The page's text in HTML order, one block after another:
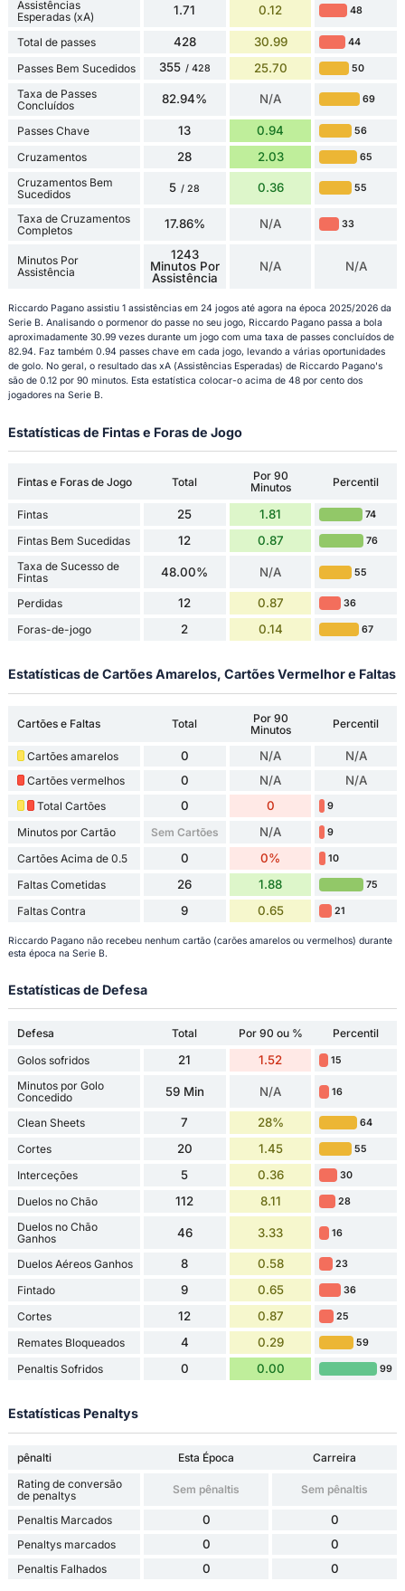
Assistências
Esperadas (xA)
1.71 0.12 48
Total de passes 428 30.99 44
Passes Bem Sucedidos 355 / 428 25.70 50
Taxa de Passes
Concluídos
82.94% N/A 69
Passes Chave 13 0.94 56
Cruzamentos 28 2.03 65
Cruzamentos Bem
Sucedidos
5 / 28 0.36 55
Taxa de Cruzamentos
Completos
17.86% N/A 33
Minutos Por
Assistência
1243
Minutos Por
Assistência
N/A N/A
Riccardo Pagano assistiu 1 assistências em 24 jogos até agora na época 2025/2026 da
Serie B. Analisando o pormenor do passe no seu jogo, Riccardo Pagano passa a bola
aproximadamente 30.99 vezes durante um jogo com uma taxa de passes concluídos de
82.94. Faz também 0.94 passes chave em cada jogo, levando a várias oportunidades
de golo. No geral, o resultado das xA (Assistências Esperadas) de Riccardo Pagano's
são de 0.12 por 90 minutos. Esta estatística colocar-o acima de 48 por cento dos
jogadores na Serie B.
Estatísticas de Fintas e Foras de Jogo
Fintas e Foras de Jogo Total
Por 90
Minutos
Percentil
Fintas 25 1.81 74
Fintas Bem Sucedidas 12 0.87 76
Taxa de Sucesso de
Fintas
48.00% N/A 55
Perdidas 12 0.87 36
Foras-de-jogo 2 0.14 67
Estatísticas de Cartões Amarelos, Cartões Vermelhor e Faltas
Cartões e Faltas Total
Por 90
Minutos
Percentil
Cartões amarelos 0 N/A N/A
Cartões vermelhos 0 N/A N/A
Total Cartões 0 0 9
Minutos por Cartão Sem Cartões N/A 9
Cartões Acima de 0.5 0 0% 10
Faltas Cometidas 26 1.88 75
Faltas Contra 9 0.65 21
Riccardo Pagano não recebeu nenhum cartão (carões amarelos ou vermelhos) durante
esta época na Serie B.
Estatísticas de Defesa
Defesa Total Por 90 ou %
Percentil
Golos sofridos
21 1.52 15
Minutos por Golo
Concedido
59 Min N/A 16
Clean Sheets 7 28% 64
Cortes 20 1.45 55
Interceções 5 0.36 30
Duelos no Chão 112 8.11 28
Duelos no Chão
Ganhos
46 3.33 16
Duelos Aéreos Ganhos 8 0.58 23
Fintado 9 0.65 36
Cortes 12 0.87 25
Remates Bloqueados 4 0.29 59
Penaltis Sofridos 0 0.00 99
Estatísticas Penaltys
pênalti Esta Época
Carreira
Rating de conversão
de penaltys
Sem pênaltis Sem pênaltis
Penaltis Marcados 0 0
Penaltys marcados 0 0
Penaltis Falhados 0 0